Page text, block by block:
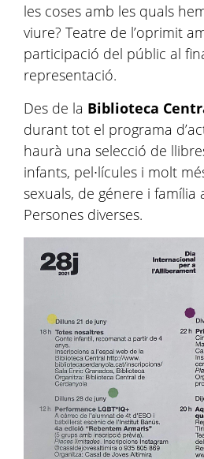
les coses amb les quals
viure? Teatre de l’oprimit
participació del públic al
representació.
Des de la Biblioteca
durant tot el programa
haurà una selecció de
infants, pel∙lícules i molt
sexuals, de génere i família
Persones diverses.